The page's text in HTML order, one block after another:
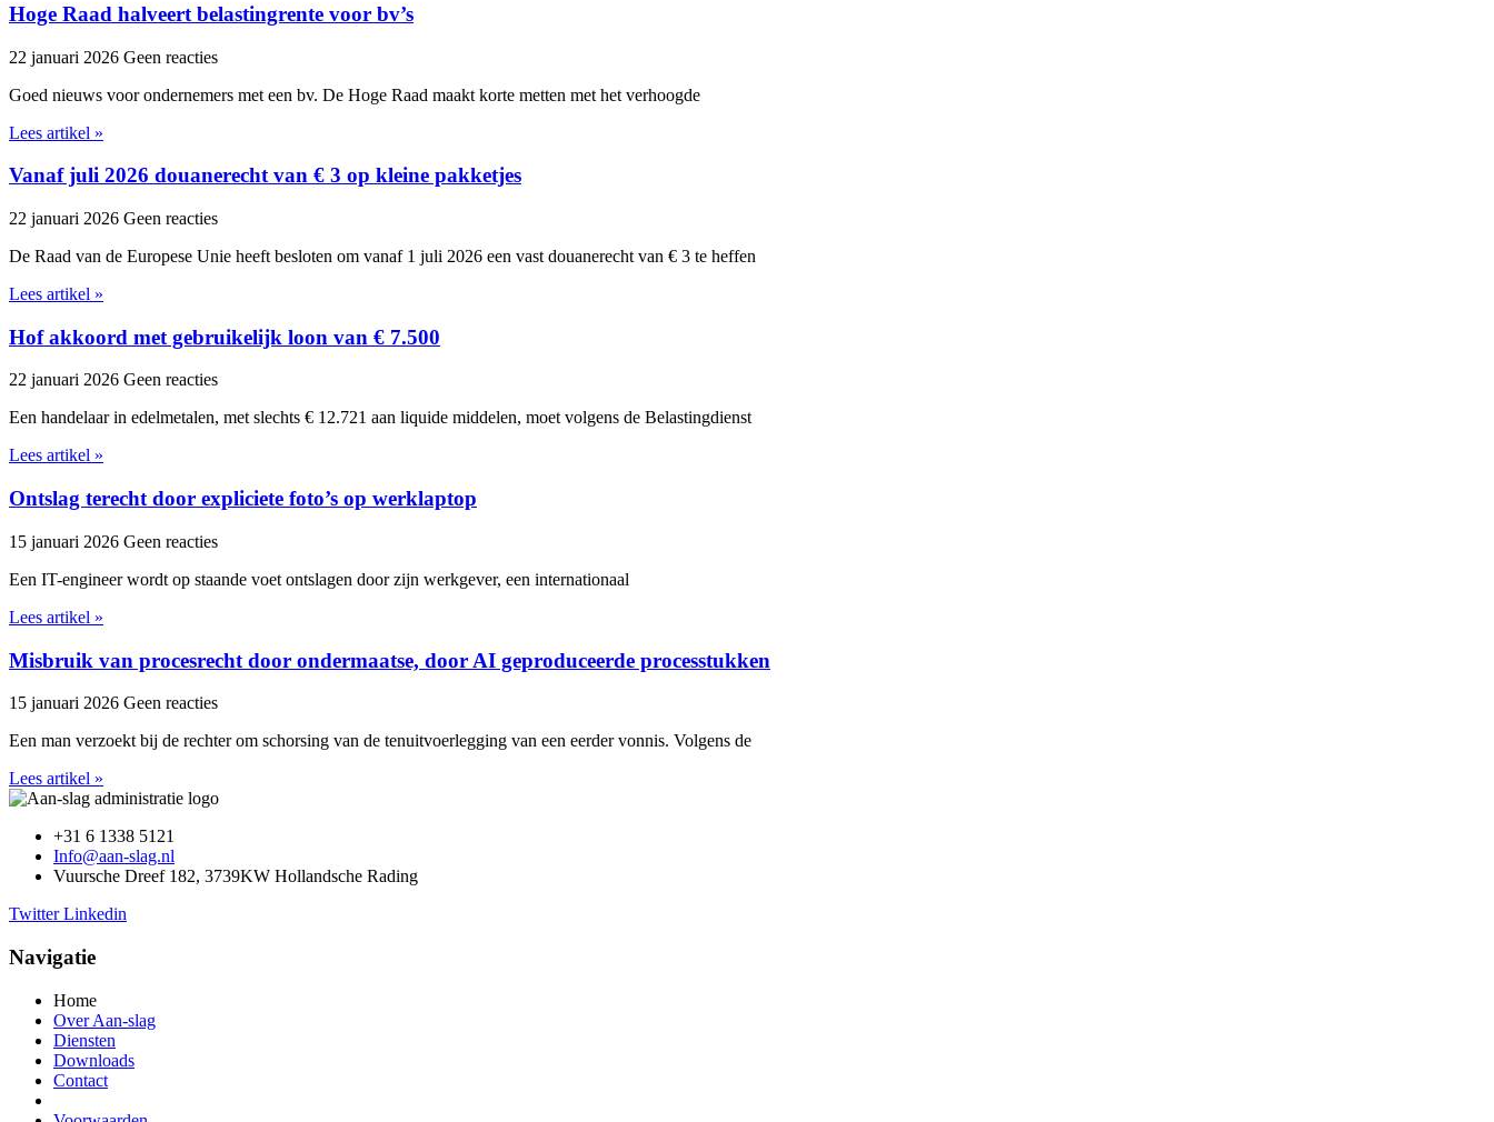
Hoge Raad halveert belastingrente voor bv’s
22 januari 2026 Geen reacties
Goed nieuws voor ondernemers met een bv. De Hoge Raad maakt korte metten met het verhoogde
Lees artikel »
Vanaf juli 2026 douanerecht van € 3 op kleine pakketjes
22 januari 2026 Geen reacties
De Raad van de Europese Unie heeft besloten om vanaf 1 juli 2026 een vast douanerecht van € 3 te heffen
Lees artikel »
Hof akkoord met gebruikelijk loon van € 7.500
22 januari 2026 Geen reacties
Een handelaar in edelmetalen, met slechts € 12.721 aan liquide middelen, moet volgens de Belastingdienst
Lees artikel »
Ontslag terecht door expliciete foto’s op werklaptop
15 januari 2026 Geen reacties
Een IT-engineer wordt op staande voet ontslagen door zijn werkgever, een internationaal
Lees artikel »
Misbruik van procesrecht door ondermaatse, door AI geproduceerde processtukken
15 januari 2026 Geen reacties
Een man verzoekt bij de rechter om schorsing van de tenuitvoerlegging van een eerder vonnis. Volgens de
Lees artikel »
+31 6 1338 5121
Info@aan-slag.nl
Vuursche Dreef 182, 3739KW Hollandsche Rading
Twitter Linkedin
Navigatie
Home
Over Aan-slag
Diensten
Downloads
Contact